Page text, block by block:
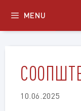
content
MENU
10.06.2025